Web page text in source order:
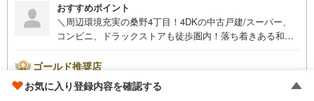
おすすめポイント
＼周辺環境充実の桑野4丁目！4DKの中古戸建/スーパー、
コンビニ、ドラックストアも徒歩圏内！落ち着きある和室
お問い合わせください。
ゴールド推奨店
東海住宅 郡山支店
お気に入り登録内容を確認する